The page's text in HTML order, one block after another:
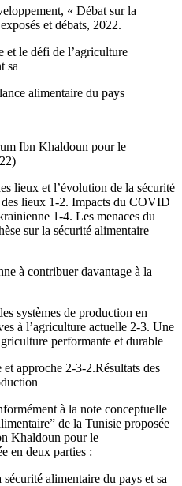
« Débat sur la
et débats, 2022.
et le défi de l’agriculture
sa
alimentaire du pays
Ibn Khaldoun pour le
lieux et l’évolution de la sécurité
lieux 1-2. Impacts du COVID
1-4. Les menaces du
sur la sécurité alimentaire
à contribuer davantage à la
systèmes de production en
à l’agriculture actuelle 2-3. Une
performante et durable
approche 2-3-2.Résultats des
à la note conceptuelle
de la Tunisie proposée
Khaldoun pour le
en deux parties :
alimentaire du pays et sa